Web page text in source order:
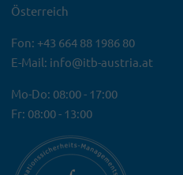
Österreich
Fon: +43 664 88 1986 80
E-Mail: info@itb-austria.at
Mo-Do: 08:00 - 17:00
Fr: 08:00 - 13:00